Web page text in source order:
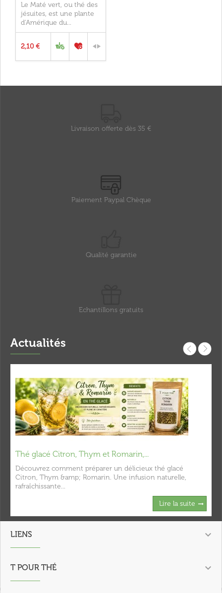
Le Maté vert, ou thé des
jésuites, est une plante
d'Amérique du...
2,10 €
Livraison offerte dès 35 €
Paiement Paypal Chèque
Qualité garantie
Echantillons gratuits
Actualités
Thé glacé Citron, Thym et Romarin,...
Découvrez comment préparer un délicieux thé glacé
Citron, Thym &amp; Romarin. Une infusion naturelle,
rafraîchissante...
Lire la suite
LIENS 
T POUR THÉ 